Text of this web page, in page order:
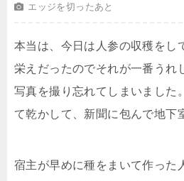
エッジを切ったあと
本当は、今日は人参の収穫をし
栄えだったのでそれが一番うれ
写真を撮り忘れてしまいました
て乾かして、新聞に包んで地下
宿主が早めに種をまいて作った